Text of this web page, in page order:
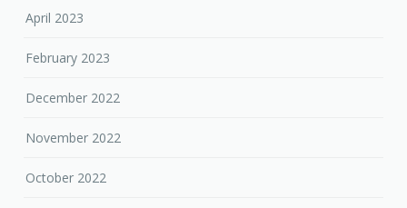
April 2023
February 2023
December 2022
November 2022
October 2022